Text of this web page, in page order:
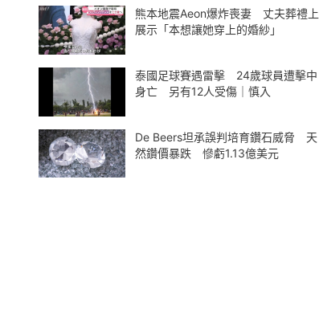
熊本地震Aeon爆炸喪妻 丈夫葬禮上
展示「本想讓她穿上的婚紗」
泰國足球賽遇雷擊 24歲球員遭擊中
身亡 另有12人受傷｜慎入
De Beers坦承誤判培育鑽石威脅 天
然鑽價暴跌 慘虧1.13億美元